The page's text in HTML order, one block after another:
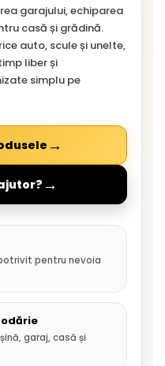
garajului, echiparea
casă și grădină.
auto, scule și unelte,
liber și
simplu pe
→
→
pentru nevoia
garaj, casă și